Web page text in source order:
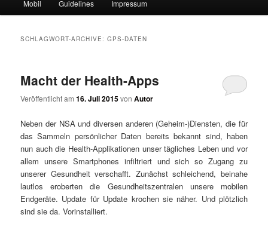
Inhalt
sekundären
Mobil Guidelines Impressum
SCHLAGWORT-ARCHIVE:GPS-DATEN
Macht der Health-Apps
Veröffentlicht am16. Juli 2015vonAutor
Neben der NSA und diversen anderen (Geheim-)Diensten, die für
das Sammeln persönlicher Daten bereits bekannt sind, haben
nun auch die Health-Applikationen unser tägliches Leben und vor
allem unsere Smartphones infiltriert und sich so Zugang zu
unserer Gesundheit verschafft. Zunächst schleichend, beinahe
lautlos eroberten die Gesundheitszentralen unsere mobilen
Endgeräte. Update für Update krochen sie näher. Und plötzlich
sind sie da. Vorinstalliert.